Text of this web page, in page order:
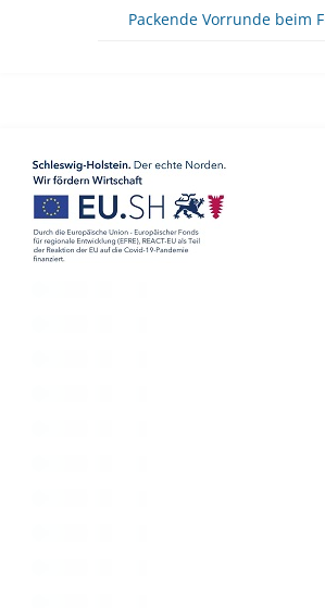
Packende Vorrunde beim